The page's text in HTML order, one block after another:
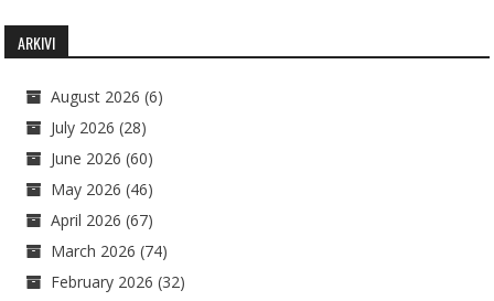
ARKIVI
August 2026 (6)
July 2026 (28)
June 2026 (60)
May 2026 (46)
April 2026 (67)
March 2026 (74)
February 2026 (32)